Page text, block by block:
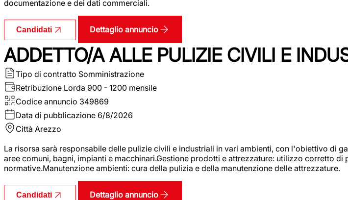
documentazione e dei dati commerciali.
Candidati Dettaglio annuncio
ADDETTO/A ALLE PULIZIE CIVILI E
Tipo di contratto Somministrazione
Retribuzione Lorda 900 - 1200 mensile
Codice annuncio 349869
Data di pubblicazione 6/8/2026
Città Arezzo
La risorsa sarà responsabile delle pulizie civili e industriali in vari ambienti, con l'obiettivo di
aree comuni, bagni, impianti e macchinari.Gestione prodotti e attrezzature: utilizzo corretto
normative.Manutenzione ambienti: cura della pulizia e della manutenzione delle attrezzature.
Candidati Dettaglio annuncio